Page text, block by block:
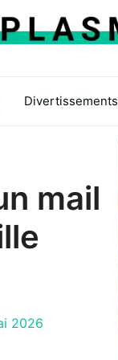
Divertissements
mail
2026